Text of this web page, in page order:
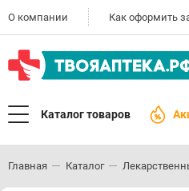
О компании Как оформить
Каталог товаров
Главная Каталог